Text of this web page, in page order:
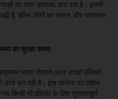
का लाभ उपलब्ध करा रहा है। इससे
है, बल्कि लोगों का शासन और प्रशासन
का सुरक्षा कवच
भारत योजना आज लाखों परिवारों
कर रही है। इस योजना का उद्देश्य
किसी भी परिवार के लिए गुणवत्तापूर्ण